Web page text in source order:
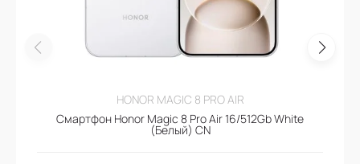
HONOR MAGIC 8 PRO AIR
Смартфон Honor Magic 8 Pro Air 16/512Gb White
(Белый) CN